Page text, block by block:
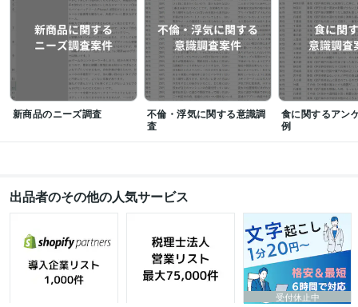
新商品のニーズ調査
不倫・浮気に関する意識調
査
食に関するアン
例
出品者のその他の人気サービス
受付休止中